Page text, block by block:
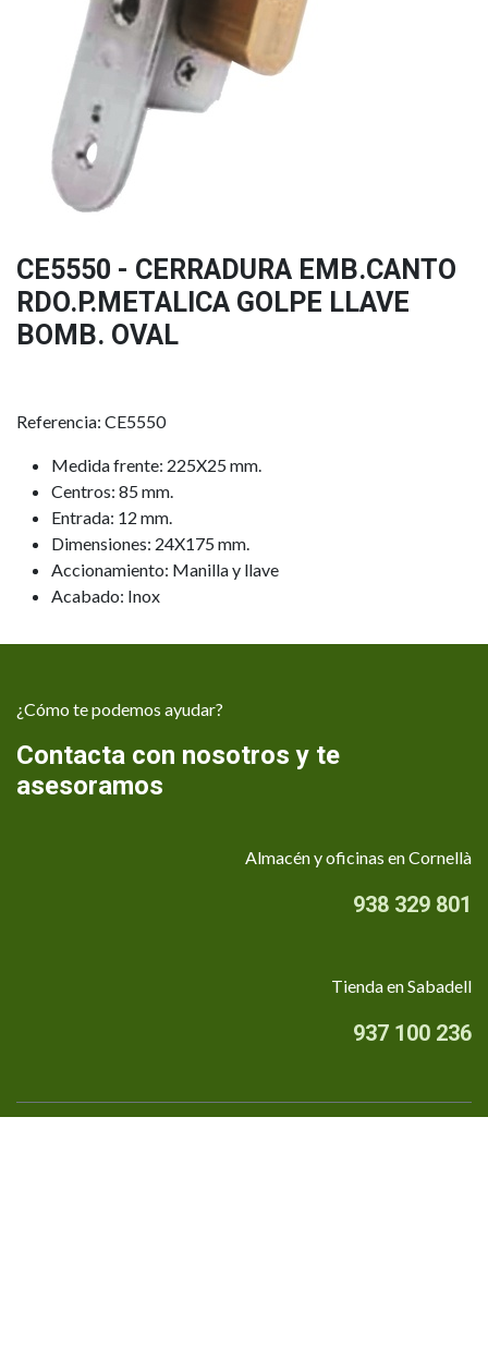
CE5550 - CERRADURA EMB.CANTO
RDO.P.METALICA GOLPE LLAVE
BOMB. OVAL
Referencia: CE5550
Medida frente: 225X25 mm.
Centros: 85 mm.
Entrada: 12 mm.
Dimensiones: 24X175 mm.
Accionamiento: Manilla y llave
Acabado: Inox
¿Cómo te podemos ayudar?
Contacta con nosotros y te
asesoramos
Almacén y oficinas en Cornellà
938 329 801
Tienda en Sabadell
937 100 236